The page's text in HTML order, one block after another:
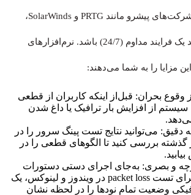
براساس مستندات شرکت‌های پیشرو مانند PRTG و SolarWinds،
مانیتورینگ شبکه باید یک فرایند مداوم (24/7) باشد. نرم‌افزارهای
مزایا را به شما می‌دهند:
وقوع بحران: قبل‌از اینکه کاربران از قطعی
سیستم از افزایش بار ترافیک یا داغ شدن
دقیق: می‌توانید نتایج تست پینگ سرور را در
روز گذشته بررسی کنید تا الگوهای قطعی را در
و بصری: به‌جای اجرای دستی دستورات
خسته‌کننده برای تست packet loss در ویندوز و لینوکس، یک
وضعیت تمام نودها را در لحظه نشان